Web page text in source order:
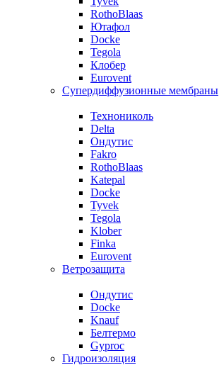
RothoBlaas
Ютафол
Docke
Tegola
Клобер
Eurovent
Супердиффузионные мембраны
Технониколь
Delta
Ондутис
Fakro
RothoBlaas
Katepal
Docke
Tyvek
Tegola
Klober
Finka
Eurovent
Ветрозащита
Ондутис
Docke
Knauf
Белтермо
Gyproc
Гидроизоляция